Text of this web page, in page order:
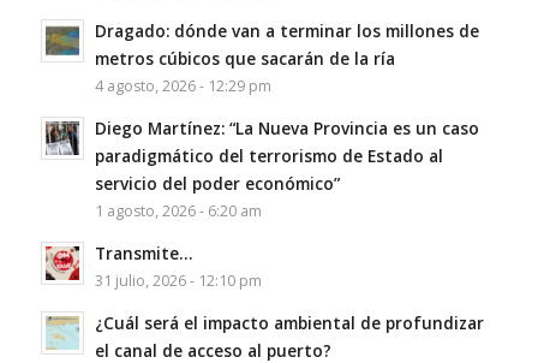
Dragado: dónde van a terminar los millones de
metros cúbicos que sacarán de la ría
4 agosto, 2026 - 12:29 pm
Diego Martínez: “La Nueva Provincia es un caso
paradigmático del terrorismo de Estado al
servicio del poder económico”
1 agosto, 2026 - 6:20 am
Transmite…
31 julio, 2026 - 12:10 pm
¿Cuál será el impacto ambiental de profundizar
el canal de acceso al puerto?